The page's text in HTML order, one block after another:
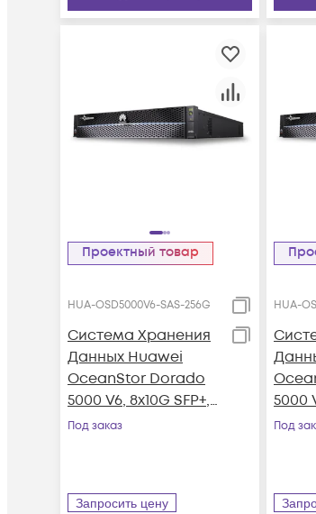
Проектный товар
HUA-OSD5000V6-SAS-256G
Система Хранения
Данных Huawei
OceanStor Dorado
5000 V6, 8x10G SFP+,
4xSAS12G Ext., 25xSAS
Под заказ
Запросить цену
HUA-
5000
Под